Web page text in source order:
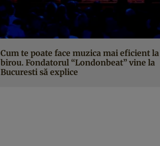
Cum te poate face muzica mai eficient la
birou. Fondatorul “Londonbeat” vine la
Bucuresti să explice